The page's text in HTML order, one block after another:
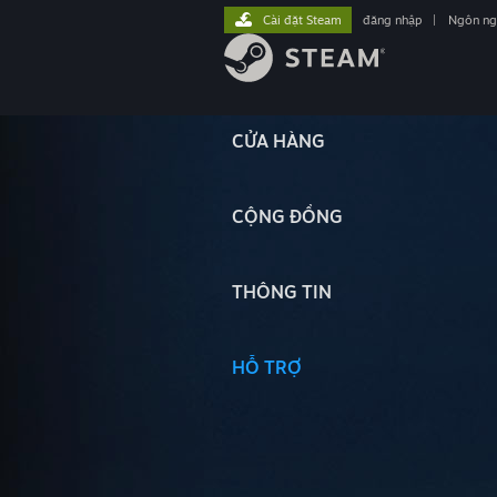
CỬA HÀNG
CỘNG ĐỒNG
THÔNG TIN
HỖ TRỢ
Cài đặt Steam đăng nhập Ngôn